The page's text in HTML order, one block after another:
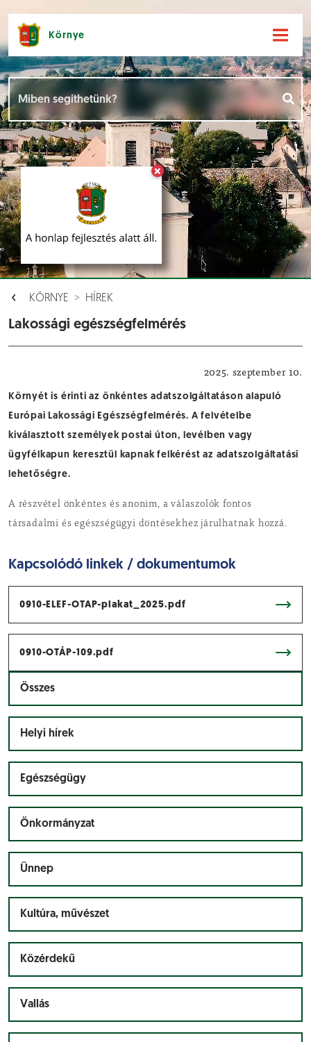
×
Környe
KÖRNYE HÍREK
Lakossági egészségfelmérés
2025. szeptember 10.
Környét is érinti az önkéntes adatszolgáltatáson alapuló
Európai Lakossági Egészségfelmérés. A felvételbe
kiválasztott személyek postai úton, levélben vagy
ügyfélkapun keresztül kapnak felkérést az adatszolgáltatási
lehetőségre.
A részvétel önkéntes és anonim, a válaszolók fontos
társadalmi és egészségügyi döntésekhez járulhatnak hozzá.
Kapcsolódó linkek / dokumentumok
0910-ELEF-OTAP-plakat_2025.pdf
0910-OTÁP-109.pdf
Összes
Helyi hírek
Egészségügy
Önkormányzat
Ünnep
Kultúra, művészet
Közérdekű
Vallás
Hírek [
Események []
Dokumentumok []
Aloldalak [ ]